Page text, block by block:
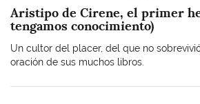
Aristipo de Cirene, el primer
tengamos conocimiento)
Un cultor del placer, del que no
oración de sus muchos libros.